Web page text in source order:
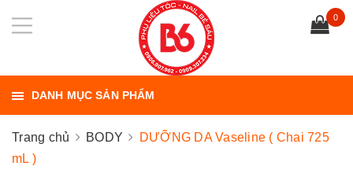
0
DANH MỤC SẢN PHẨM
Trang chủ BODY
DƯỠNG DA Vaseline ( Chai 725
mL )